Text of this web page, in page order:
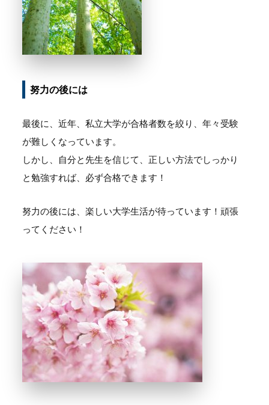
努力の後には
最後に、近年、私立大学が合格者数を絞り、年々受験
が難しくなっています。
しかし、自分と先生を信じて、正しい方法でしっかり
と勉強すれば、必ず合格できます！
努力の後には、楽しい大学生活が待っています！頑張
ってください！